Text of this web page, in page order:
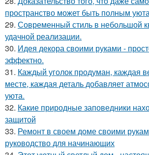
пространство может быть полным
29. Современный стиль в небольшой
удачной реализации.
30. Идея декора своими руками -
эффектно.
31. Каждый уголок продуман, каждая
месте, каждая деталь добавляет
уюта.
32. Какие природные заповедники
защитой
33. Ремонт в своем доме своими
руководство для начинающих